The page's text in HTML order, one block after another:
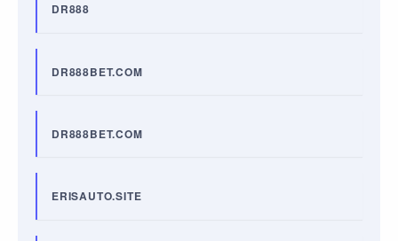
DR888
DR888BET.COM
DR888BET.COM
ERISAUTO.SITE